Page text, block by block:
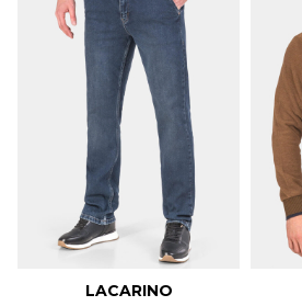
LACARINO